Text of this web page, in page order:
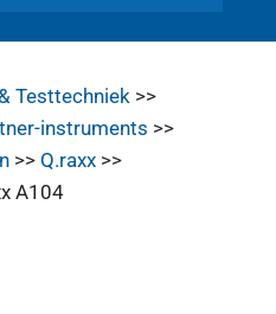
Testtechniek>>
instruments >>
>> Q.raxx>>
A104